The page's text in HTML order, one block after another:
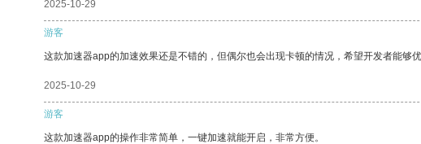
2025-10-29
游客
这款加速器app的加速效果还是不错的，但偶尔也会出现卡顿的情况，希望开发者能够优
2025-10-29
游客
这款加速器app的操作非常简单，一键加速就能开启，非常方便。